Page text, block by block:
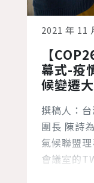
2021 年 11
【
幕式-疫
候變遷
撰稿人：
團長 陳詩
氣候聯盟
會議室的